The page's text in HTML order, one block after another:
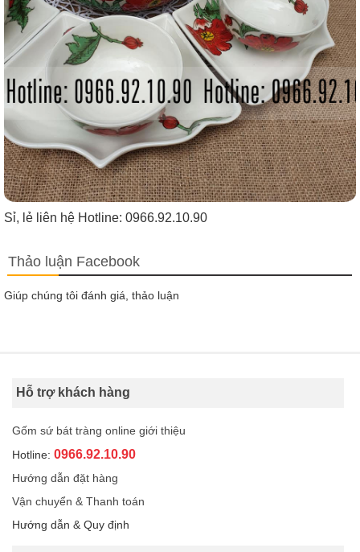
Sỉ, lẻ liên hệ Hotline: 0966.92.10.90
Thảo luận Facebook
Giúp chúng tôi đánh giá, thảo luận
Hỗ trợ khách hàng
Gốm sứ bát tràng online giới thiệu
Hotline: 0966.92.10.90
Hướng dẫn đặt hàng
Vận chuyển & Thanh toán
Hướng dẫn & Quy định